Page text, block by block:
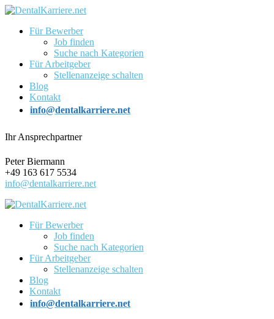
Für Bewerber
Job finden
Suche nach Kategorien
Für Arbeitgeber
Stellenanzeige schalten
Blog
Kontakt
info@dentalkarriere.net
Ihr Ansprechpartner
Peter Biermann
+49 163 617 5534
info@dentalkarriere.net
Für Bewerber
Job finden
Suche nach Kategorien
Für Arbeitgeber
Stellenanzeige schalten
Blog
Kontakt
info@dentalkarriere.net